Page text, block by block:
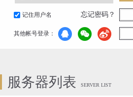
记住用户名 忘记密码？
其他帐号登录：
服务器列表 SERVER LIST